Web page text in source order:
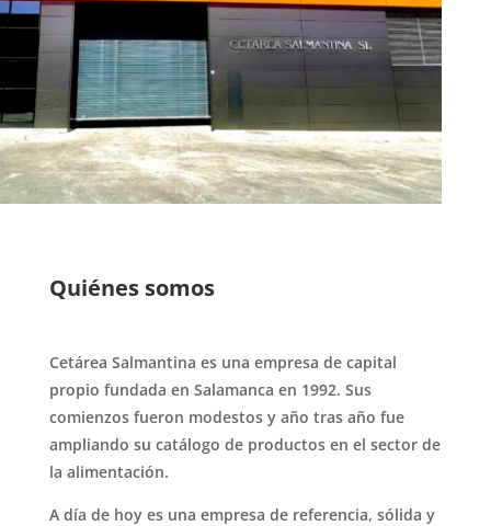
Quiénes somos
Cetárea Salmantina es una empresa de capital
propio fundada en Salamanca en 1992. Sus
comienzos fueron modestos y año tras año fue
ampliando su catálogo de productos en el sector de
la alimentación.
A día de hoy es una empresa de referencia, sólida y